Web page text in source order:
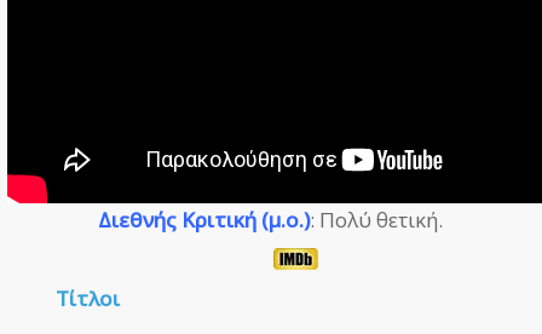
Διεθνής Κριτική (μ.ο.): Πολύ θετική.
Τίτλοι